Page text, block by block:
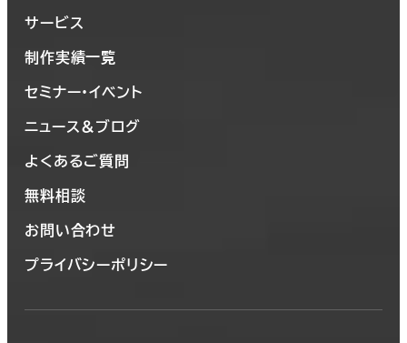
サービス
制作実績一覧
セミナー・イベント
ニュース＆ブログ
よくあるご質問
無料相談
お問い合わせ
プライバシーポリシー